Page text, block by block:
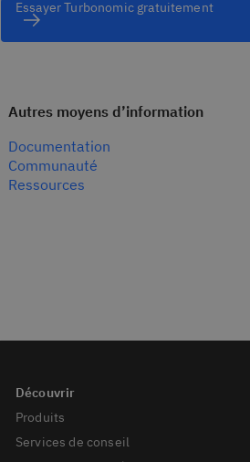
Essayer Turbonomic gratuitement
Autres moyens d’information
Documentation
Communauté
Ressources
Produits
Services de conseil